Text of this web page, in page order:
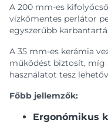
A 200 mm-es
vízkőmentes perlátor
egyszerűbb
A 35 mm-es kerámia
működést biztosít, míg
használatot tesz
Főbb jellemzők:
Ergonómikus